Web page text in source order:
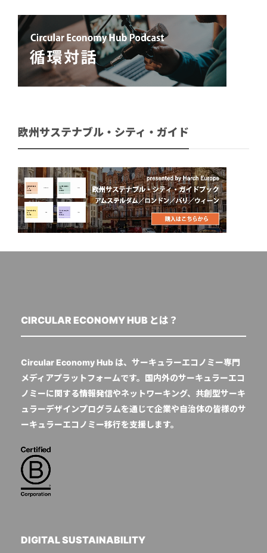
欧州サステナブル・シティ・ガイド
CIRCULAR ECONOMY HUB とは？
Circular Economy Hub は、サーキュラーエコノミー専門
メディアプラットフォームです。国内外のサーキュラーエコ
ノミーに関する情報発信やネットワーキング、共創型サーキ
ュラーデザインプログラムを通じて企業や自治体の皆様のサ
ーキュラーエコノミー移行を支援します。
DIGITAL SUSTAINABILITY